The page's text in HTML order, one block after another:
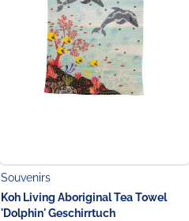
Souvenirs
Koh Living Aboriginal Tea Towel
'Dolphin' Geschirrtuch